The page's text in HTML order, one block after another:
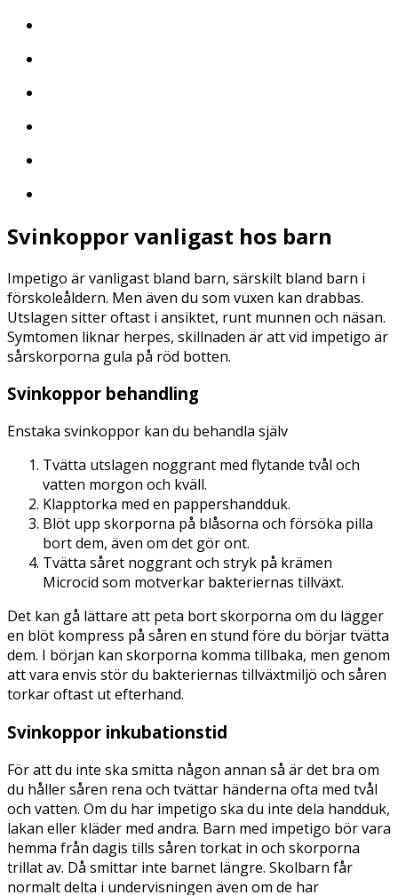
Svinkoppor vanligast hos barn
Impetigo är vanligast bland barn, särskilt bland barn i
förskoleåldern. Men även du som vuxen kan drabbas.
Utslagen sitter oftast i ansiktet, runt munnen och näsan.
Symtomen liknar herpes, skillnaden är att vid impetigo är
sårskorporna gula på röd botten.
Svinkoppor behandling
Enstaka svinkoppor kan du behandla själv
Tvätta utslagen noggrant med flytande tvål och
vatten morgon och kväll.
Klapptorka med en pappershandduk.
Blöt upp skorporna på blåsorna och försöka pilla
bort dem, även om det gör ont.
Tvätta såret noggrant och stryk på krämen
Microcid som motverkar bakteriernas tillväxt.
Det kan gå lättare att peta bort skorporna om du lägger
en blöt kompress på såren en stund före du börjar tvätta
dem. I början kan skorporna komma tillbaka, men genom
att vara envis stör du bakteriernas tillväxtmiljö och såren
torkar oftast ut efterhand.
Svinkoppor inkubationstid
För att du inte ska smitta någon annan så är det bra om
du håller såren rena och tvättar händerna ofta med tvål
och vatten. Om du har impetigo ska du inte dela handduk,
lakan eller kläder med andra. Barn med impetigo bör vara
hemma från dagis tills såren torkat in och skorporna
trillat av. Då smittar inte barnet längre. Skolbarn får
normalt delta i undervisningen även om de har